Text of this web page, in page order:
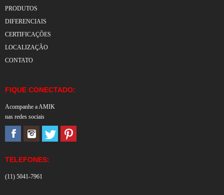
PRODUTOS
DIFERENCIAIS
CERTIFICAÇÕES
LOCALIZAÇÃO
CONTATO
FIQUE CONECTADO:
Acompanhe a AMIK
nas redes sociais
TELEFONES:
(11) 5041-7961